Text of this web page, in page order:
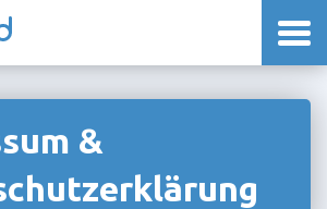
&